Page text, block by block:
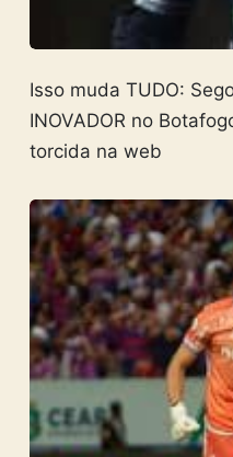
Isso muda TUDO:
INOVADOR no
torcida na web